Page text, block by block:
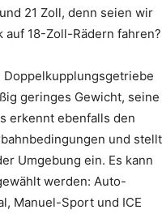
21 Zoll, denn seien wir
auf 18-Zoll-Rädern fahren?
Doppelkupplungsgetriebe
geringes Gewicht, seine
erkennt ebenfalls den
und stellt
Umgebung ein. Es kann
werden: Auto-
Manuel-Sport und ICE